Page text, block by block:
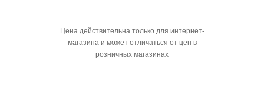
Цена действительна только для интернет-
магазина и может отличаться от цен в
розничных магазинах